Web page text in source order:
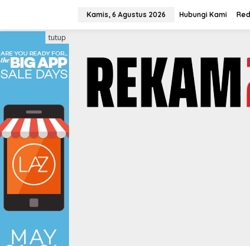
konten
Kamis, 6 Agustus 2026 Hubungi Kami
tutup